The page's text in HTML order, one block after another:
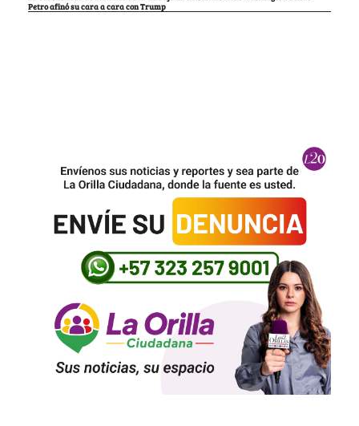
Petro afinó su cara a cara con Trump